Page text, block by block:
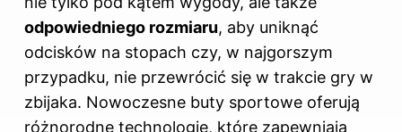
odpowiedniego rozmiaru, aby uniknąć
odcisków na stopach czy, w najgorszym
przypadku, nie przewrócić się w trakcie gry w
zbijaka. Nowoczesne buty sportowe oferują
różnorodne technologie, które zapewniają